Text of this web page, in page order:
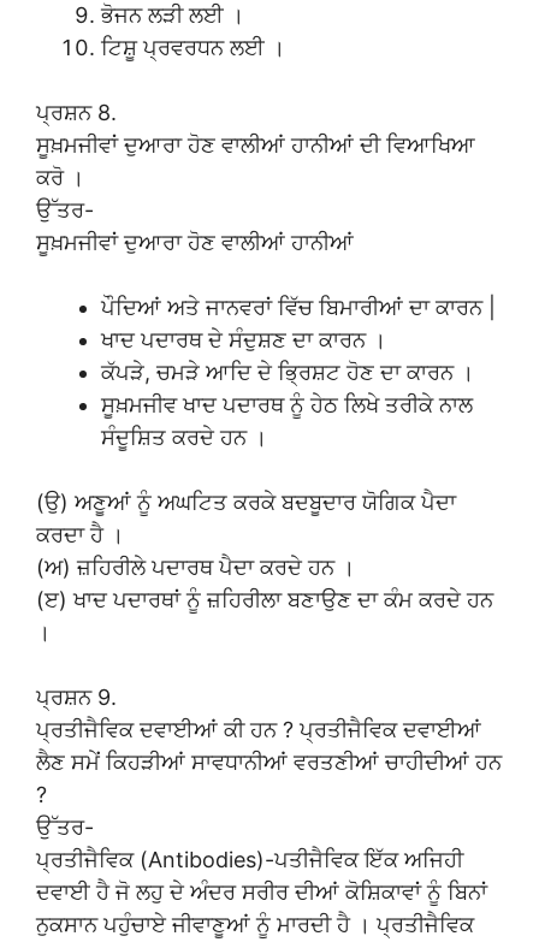
ਭੋਜਨ ਲੜੀ ਲਈ ।
ਟਿਸ਼ੂ ਪ੍ਰਵਰਧਨ ਲਈ ।
ਪ੍ਰਸ਼ਨ 8.
ਸੂਖ਼ਮਜੀਵਾਂ ਦੁਆਰਾ ਹੋਣ ਵਾਲੀਆਂ ਹਾਨੀਆਂ ਦੀ ਵਿਆਖਿਆ
ਕਰੋ ।
ਉੱਤਰ-
ਸੂਖ਼ਮਜੀਵਾਂ ਦੁਆਰਾ ਹੋਣ ਵਾਲੀਆਂ ਹਾਨੀਆਂ
ਪੌਦਿਆਂ ਅਤੇ ਜਾਨਵਰਾਂ ਵਿੱਚ ਬਿਮਾਰੀਆਂ ਦਾ ਕਾਰਨ |
ਖਾਦ ਪਦਾਰਥ ਦੇ ਸੰਦੁਸ਼ਣ ਦਾ ਕਾਰਨ ।
ਕੱਪੜੇ, ਚਮੜੇ ਆਦਿ ਦੇ ਭ੍ਰਿਸ਼ਟ ਹੋਣ ਦਾ ਕਾਰਨ ।
ਸੂਖ਼ਮਜੀਵ ਖਾਦ ਪਦਾਰਥ ਨੂੰ ਹੇਠ ਲਿਖੇ ਤਰੀਕੇ ਨਾਲ
ਸੰਦੂਸ਼ਿਤ ਕਰਦੇ ਹਨ ।
(ਉ) ਅਣੂਆਂ ਨੂੰ ਅਘਟਿਤ ਕਰਕੇ ਬਦਬੂਦਾਰ ਯੋਗਿਕ ਪੈਦਾ
ਕਰਦਾ ਹੈ ।
(ਅ) ਜ਼ਹਿਰੀਲੇ ਪਦਾਰਥ ਪੈਦਾ ਕਰਦੇ ਹਨ ।
(ੲ) ਖਾਦ ਪਦਾਰਥਾਂ ਨੂੰ ਜ਼ਹਿਰੀਲਾ ਬਣਾਉਣ ਦਾ ਕੰਮ ਕਰਦੇ ਹਨ
।
ਪ੍ਰਸ਼ਨ 9.
ਪ੍ਰਤੀਜੈਵਿਕ ਦਵਾਈਆਂ ਕੀ ਹਨ ? ਪ੍ਰਤੀਜੈਵਿਕ ਦਵਾਈਆਂ
ਲੈਣ ਸਮੇਂ ਕਿਹੜੀਆਂ ਸਾਵਧਾਨੀਆਂ ਵਰਤਣੀਆਂ ਚਾਹੀਦੀਆਂ ਹਨ
?
ਉੱਤਰ-
ਪ੍ਰਤੀਜੈਵਿਕ (Antibodies)-ਪਤੀਜੈਵਿਕ ਇੱਕ ਅਜਿਹੀ
ਦਵਾਈ ਹੈ ਜੋ ਲਹੁ ਦੇ ਅੰਦਰ ਸਰੀਰ ਦੀਆਂ ਕੋਸ਼ਿਕਾਵਾਂ ਨੂੰ ਬਿਨਾਂ
ਨੁਕਸਾਨ ਪਹੁੰਚਾਏ ਜੀਵਾਣੂਆਂ ਨੂੰ ਮਾਰਦੀ ਹੈ । ਪ੍ਰਤੀਜੈਵਿਕ